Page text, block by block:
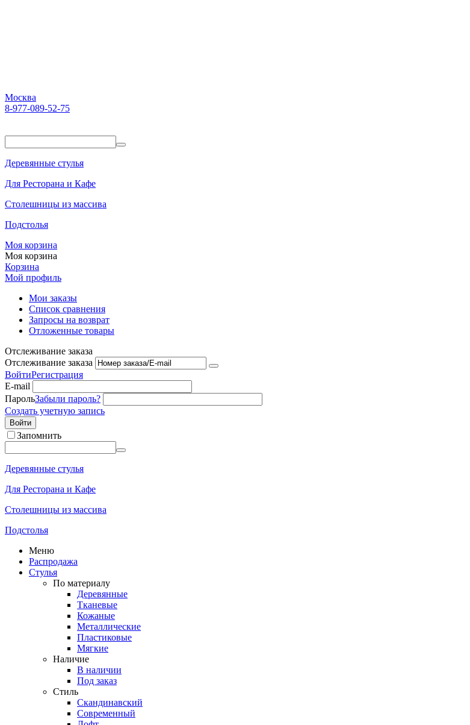
Москва
8-977-089-52-75
Деревянные стулья
Для Ресторана и Кафе
Столешницы из массива
Подстолья
Моя корзина
Моя корзина
Корзина
Мой профиль
Мои заказы
Список сравнения
Запросы на возврат
Отложенные товары
Отслеживание заказа
Отслеживание заказа
ВойтиРегистрация
E-mail
ПарольЗабыли пароль?
Создать учетную запись
Войти
Запомнить
Деревянные стулья
Для Ресторана и Кафе
Столешницы из массива
Подстолья
Меню
Распродажа
Стулья
По материалу
Деревянные
Тканевые
Кожаные
Металлические
Пластиковые
Мягкие
Наличие
В наличии
Под заказ
Стиль
Скандинавский
Современный